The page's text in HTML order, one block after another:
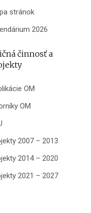
stránok
2026
činnosť a
OM
OM
2007 – 2013
2014 – 2020
2021 – 2027